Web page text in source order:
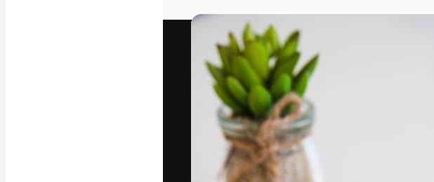
Видео
Видеоролик
Моушн-дизайн
Видеошаблоны
Иконки
3D-модели
Шрифты
Креативная платформа для создания
ваших лучших работ. Более 1 миллиона
подписчиков среди креаторов,
предприятий, агентств и студий.
Pусский